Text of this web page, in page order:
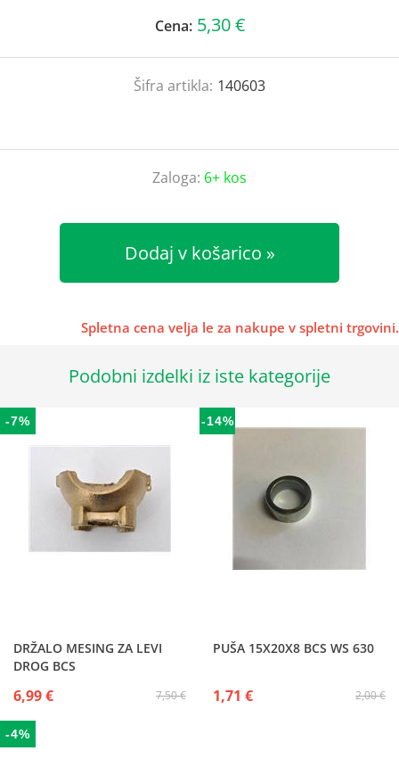
Cena: 5,30 €
Šifra artikla: 140603
Zaloga: 6+ kos
Dodaj v košarico
Spletna cena velja le za nakupe v spletni trgovini.
Podobni izdelki iz iste kategorije
-7%
DRŽALO MESING ZA LEVI
DROG BCS
7,50 €
6,99 €
-14%
PUŠA 15X20X8 BCS WS 630
2,00 €
1,71 €
-4%